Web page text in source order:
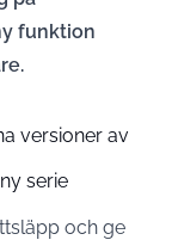
funktion
versioner av
serie
och ge